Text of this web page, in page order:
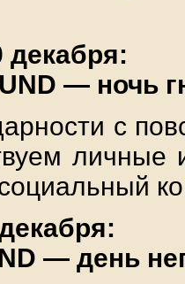
декабря:
— ночь
с
личные
— день